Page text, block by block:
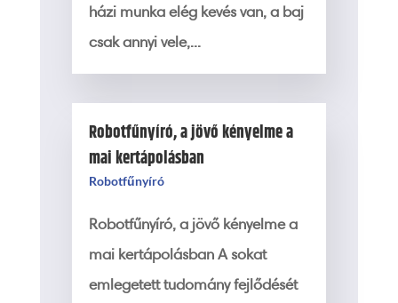
házi munka elég kevés van, a baj
csak annyi vele,...
Robotfűnyíró, a jövő kényelme a
mai kertápolásban
Robotfűnyíró
Robotfűnyíró, a jövő kényelme a
mai kertápolásban A sokat
emlegetett tudomány fejlődését